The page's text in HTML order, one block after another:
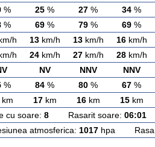
% 25 % 27 % 34 %
% 69 % 79 % 69 %
h 13km/h 13km/h 16km/h
h 24km/h 27km/h 28km/h
NV NNV NNV
% 84 % 80 % 67 %
17km 16km 15km
cu soare: 8Rasarit soare: 06:01
atmosferica: 1017hpa